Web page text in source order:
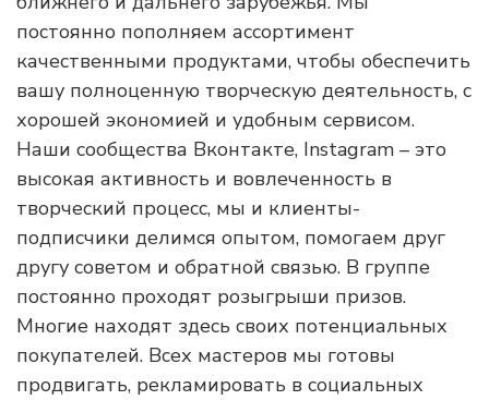
постоянно пополняем ассортимент
качественными продуктами, чтобы обеспечить
вашу полноценную творческую деятельность, с
хорошей экономией и удобным сервисом.
Наши сообщества Вконтакте, Instagram – это
высокая активность и вовлеченность в
творческий процесс, мы и клиенты-
подписчики делимся опытом, помогаем друг
другу советом и обратной связью. В группе
постоянно проходят розыгрыши призов.
Многие находят здесь своих потенциальных
покупателей. Всех мастеров мы готовы
продвигать, рекламировать в социальных